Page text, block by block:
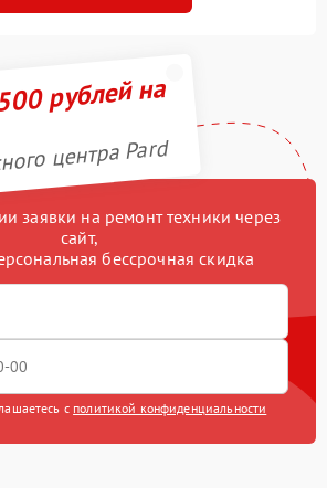
рублей на
центра Pard
заявки на ремонт техники через
сайт,
бессрочная скидка
с политикой конфиденциальности